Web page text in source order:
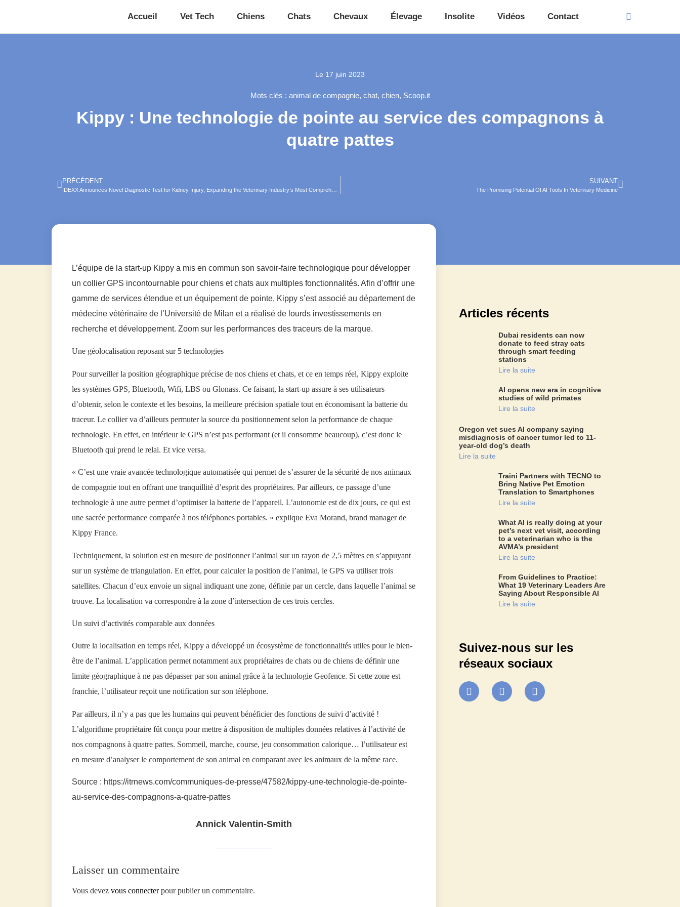
Accueil Vet Tech Chiens Chats Chevaux Élevage Insolite Vidéos Contact
Le 17 juin 2023
Mots clés : animal de compagnie, chat, chien, Scoop.it
Kippy : Une technologie de pointe au service des compagnons à
quatre pattes
PRÉCÉDENT SUIVANT
The Promising Potential Of AI Tools In Veterinary Medicine
L’équipe de la start-up Kippy a mis en commun son savoir-faire technologique pour développer
un collier GPS incontournable pour chiens et chats aux multiples fonctionnalités. Afin d’offrir une
gamme de services étendue et un équipement de pointe, Kippy s’est associé au département de
médecine vétérinaire de l’Université de Milan et a réalisé de lourds investissements en
recherche et développement. Zoom sur les performances des traceurs de la marque.
Une géolocalisation reposant sur 5 technologies
Pour surveiller la position géographique précise de nos chiens et chats, et ce en temps réel, Kippy exploite
les systèmes GPS, Bluetooth, Wifi, LBS ou Glonass. Ce faisant, la start-up assure à ses utilisateurs
d’obtenir, selon le contexte et les besoins, la meilleure précision spatiale tout en économisant la batterie du
traceur. Le collier va d’ailleurs permuter la source du positionnement selon la performance de chaque
technologie. En effet, en intérieur le GPS n’est pas performant (et il consomme beaucoup), c’est donc le
Bluetooth qui prend le relai. Et vice versa.
« C’est une vraie avancée technologique automatisée qui permet de s’assurer de la sécurité de nos animaux
de compagnie tout en offrant une tranquillité d’esprit des propriétaires. Par ailleurs, ce passage d’une
technologie à une autre permet d’optimiser la batterie de l’appareil. L’autonomie est de dix jours, ce qui est
une sacrée performance comparée à nos téléphones portables. » explique Eva Morand, brand manager de
Kippy France.
Techniquement, la solution est en mesure de positionner l’animal sur un rayon de 2,5 mètres en s’appuyant
sur un système de triangulation. En effet, pour calculer la position de l’animal, le GPS va utiliser trois
satellites. Chacun d’eux envoie un signal indiquant une zone, définie par un cercle, dans laquelle l’animal se
trouve. La localisation va correspondre à la zone d’intersection de ces trois cercles.
Un suivi d’activités comparable aux données
Outre la localisation en temps réel, Kippy a développé un écosystème de fonctionnalités utiles pour le bien-
être de l’animal. L’application permet notamment aux propriétaires de chats ou de chiens de définir une
limite géographique à ne pas dépasser par son animal grâce à la technologie Geofence. Si cette zone est
franchie, l’utilisateur reçoit une notification sur son téléphone.
Par ailleurs, il n’y a pas que les humains qui peuvent bénéficier des fonctions de suivi d’activité !
L’algorithme propriétaire fût conçu pour mettre à disposition de multiples données relatives à l’activité de
nos compagnons à quatre pattes. Sommeil, marche, course, jeu consommation calorique… l’utilisateur est
en mesure d’analyser le comportement de son animal en comparant avec les animaux de la même race.
Source : https://itrnews.com/communiques-de-presse/47582/kippy-une-technologie-de-pointe-
au-service-des-compagnons-a-quatre-pattes
Annick Valentin-Smith
Laisser un commentaire
Vous devez vous connecterpour publier un commentaire.
Articles récents
Dubai residents can now
donate to feed stray cats
through smart feeding
stations
Lire la suite
AI opens new era in cognitive
studies of wild primates
Lire la suite
Oregon vet sues AI company saying
misdiagnosis of cancer tumor led to 11-
year-old dog’s death
Lire la suite
Traini Partners with TECNO to
Bring Native Pet Emotion
Translation to Smartphones
Lire la suite
What AI is really doing at your
pet’s next vet visit, according
to a veterinarian who is the
AVMA’s president
Lire la suite
From Guidelines to Practice:
What 19 Veterinary Leaders Are
Saying About Responsible AI
Lire la suite
Suivez-nous sur les
réseaux sociaux